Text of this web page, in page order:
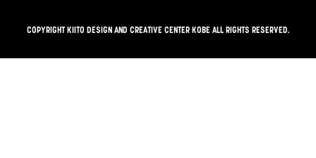
COPYRIGHT KIITO DESIGN AND CREATIVE CENTER KOBE ALL RIGHTS RESERVED.